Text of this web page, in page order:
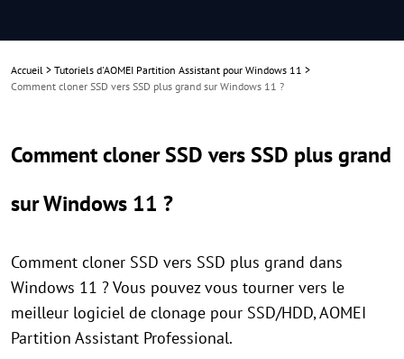
Accueil > Tutoriels d'AOMEI Partition Assistant pour Windows 11 >
Comment cloner SSD vers SSD plus grand sur Windows 11 ?
Comment cloner SSD vers SSD plus grand
sur Windows 11 ?
Comment cloner SSD vers SSD plus grand dans
Windows 11 ? Vous pouvez vous tourner vers le
meilleur logiciel de clonage pour SSD/HDD, AOMEI
Partition Assistant Professional.